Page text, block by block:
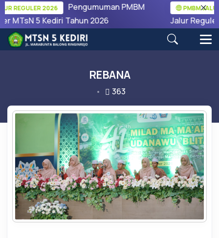
REGULER 2026
Pengumuman PMBM
MTsN 5 Kediri Tahun 2026
PMBM JALUR
Jalur Reguler
REBANA
363